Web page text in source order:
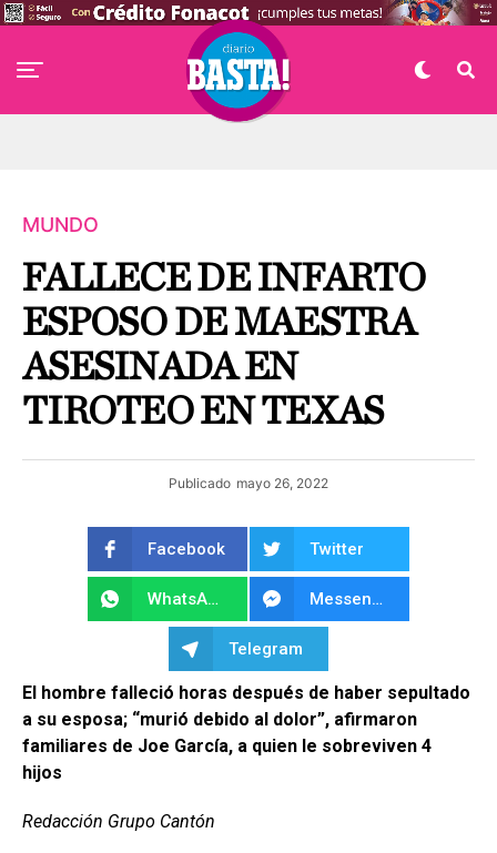
MUNDO
FALLECE DE INFARTO
ESPOSO DE MAESTRA
ASESINADA EN
TIROTEO EN TEXAS
Publicado mayo 26, 2022
Facebook Twitter
WhatsApp Messenger
Telegram
El hombre falleció horas después de haber sepultado
a su esposa; “murió debido al dolor”, afirmaron
familiares de Joe García, a quien le sobreviven 4
hijos
Redacción Grupo Cantón